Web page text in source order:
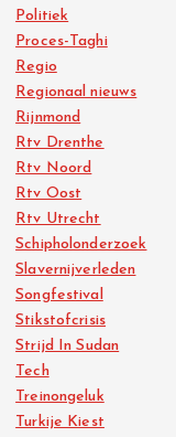
Politiek
Proces-Taghi
Regio
Regionaal nieuws
Rijnmond
Rtv Drenthe
Rtv Noord
Rtv Oost
Rtv Utrecht
Schipholonderzoek
Slavernijverleden
Songfestival
Stikstofcrisis
Strijd In Sudan
Tech
Treinongeluk
Turkije Kiest